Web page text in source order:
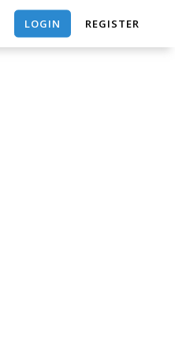
LOGIN REGISTER